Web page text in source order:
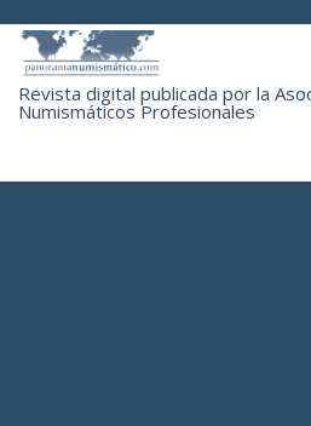
Revista digital publicada por la
Numismáticos Profesionales